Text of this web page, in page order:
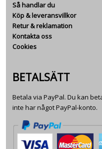
Så handlar du
Köp & leveransvillkor
Retur & reklamation
Kontakta oss
Cookies
BETALSÄTT
Betala via PayPal. Du kan
inte har något PayPal-konto.